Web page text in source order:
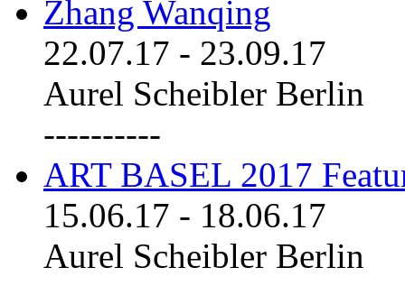
Zhang Wanqing
22.07.17 - 23.09.17
Aurel Scheibler Berlin
----------
ART BASEL 2017
15.06.17 - 18.06.17
Aurel Scheibler Berlin